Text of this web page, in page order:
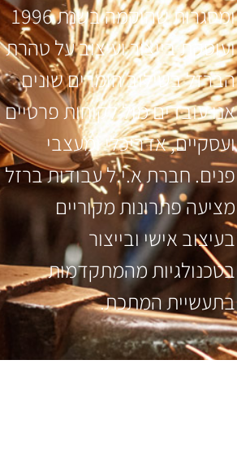
ומסגרות שהוקמה בשנת 1996
ועוסקת בייצור ועיצוב על טהרת
הברזל בשילוב חומרים שונים
אנו עובדים מול לקוחות פרטיים
ועסקיים, אדריכלי ומעצבי
פנים. חברת א.י.ל עבודות ברזל
מציעה פתרונות מקוריים
בעיצוב אישי ובייצור
בטכנולגיות מהמתקדמות
בתעשיית המתכת.